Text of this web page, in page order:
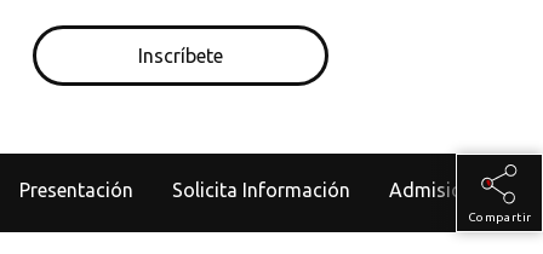
Inscríbete
Presentación Solicita Información Admisiones
Compartir